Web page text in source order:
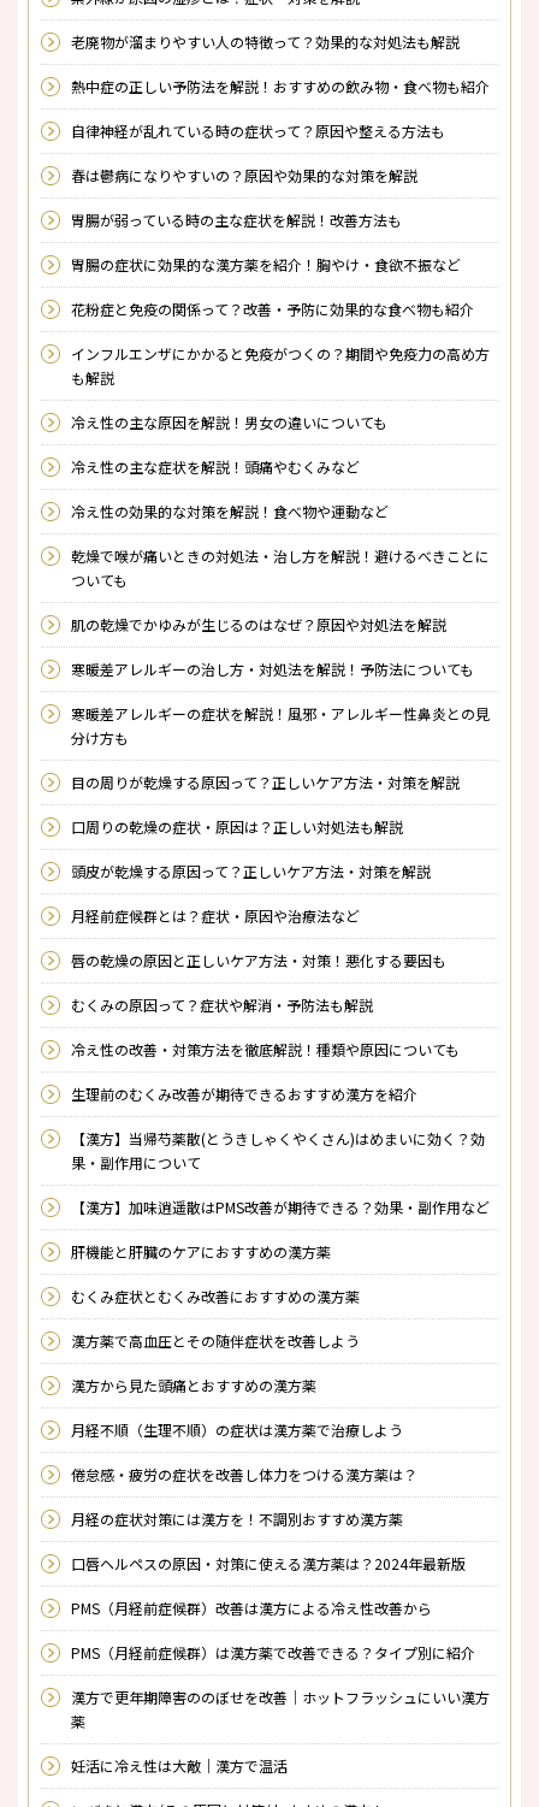
老廃物が溜まりやすい人の特徴って？効果的な対処法も解説
熱中症の正しい予防法を解説！おすすめの飲み物・食べ物も紹介
自律神経が乱れている時の症状って？原因や整える方法も
春は鬱病になりやすいの？原因や効果的な対策を解説
胃腸が弱っている時の主な症状を解説！改善方法も
胃腸の症状に効果的な漢方薬を紹介！胸やけ・食欲不振など
花粉症と免疫の関係って？改善・予防に効果的な食べ物も紹介
インフルエンザにかかると免疫がつくの？期間や免疫力の高め方
も解説
冷え性の主な原因を解説！男女の違いについても
冷え性の主な症状を解説！頭痛やむくみなど
冷え性の効果的な対策を解説！食べ物や運動など
乾燥で喉が痛いときの対処法・治し方を解説！避けるべきことに
ついても
肌の乾燥でかゆみが生じるのはなぜ？原因や対処法を解説
寒暖差アレルギーの治し方・対処法を解説！予防法についても
寒暖差アレルギーの症状を解説！風邪・アレルギー性鼻炎との見
分け方も
目の周りが乾燥する原因って？正しいケア方法・対策を解説
口周りの乾燥の症状・原因は？正しい対処法も解説
頭皮が乾燥する原因って？正しいケア方法・対策を解説
月経前症候群とは？症状・原因や治療法など
唇の乾燥の原因と正しいケア方法・対策！悪化する要因も
むくみの原因って？症状や解消・予防法も解説
冷え性の改善・対策方法を徹底解説！種類や原因についても
生理前のむくみ改善が期待できるおすすめ漢方を紹介
【漢方】当帰芍薬散(とうきしゃくやくさん)はめまいに効く？効
果・副作用について
【漢方】加味逍遥散はPMS改善が期待できる？効果・副作用など
肝機能と肝臓のケアにおすすめの漢方薬
むくみ症状とむくみ改善におすすめの漢方薬
漢方薬で高血圧とその随伴症状を改善しよう
漢方から見た頭痛とおすすめの漢方薬
月経不順（生理不順）の症状は漢方薬で治療しよう
倦怠感・疲労の症状を改善し体力をつける漢方薬は？
月経の症状対策には漢方を！不調別おすすめ漢方薬
口唇ヘルペスの原因・対策に使える漢方薬は？2024年最新版
PMS（月経前症候群）改善は漢方による冷え性改善から
PMS（月経前症候群）は漢方薬で改善できる？タイプ別に紹介
漢方で更年期障害ののぼせを改善｜ホットフラッシュにいい漢方
薬
妊活に冷え性は大敵｜漢方で温活